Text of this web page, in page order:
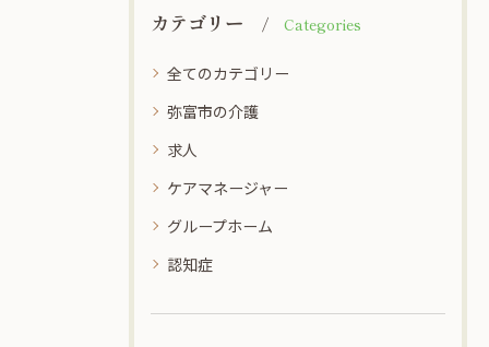
カテゴリー Categories
全てのカテゴリー
弥富市の介護
求人
ケアマネージャー
グループホーム
認知症